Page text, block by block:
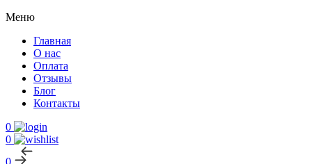
Меню
Главная
О нас
Оплата
Отзывы
Блог
Контакты
0
0
0